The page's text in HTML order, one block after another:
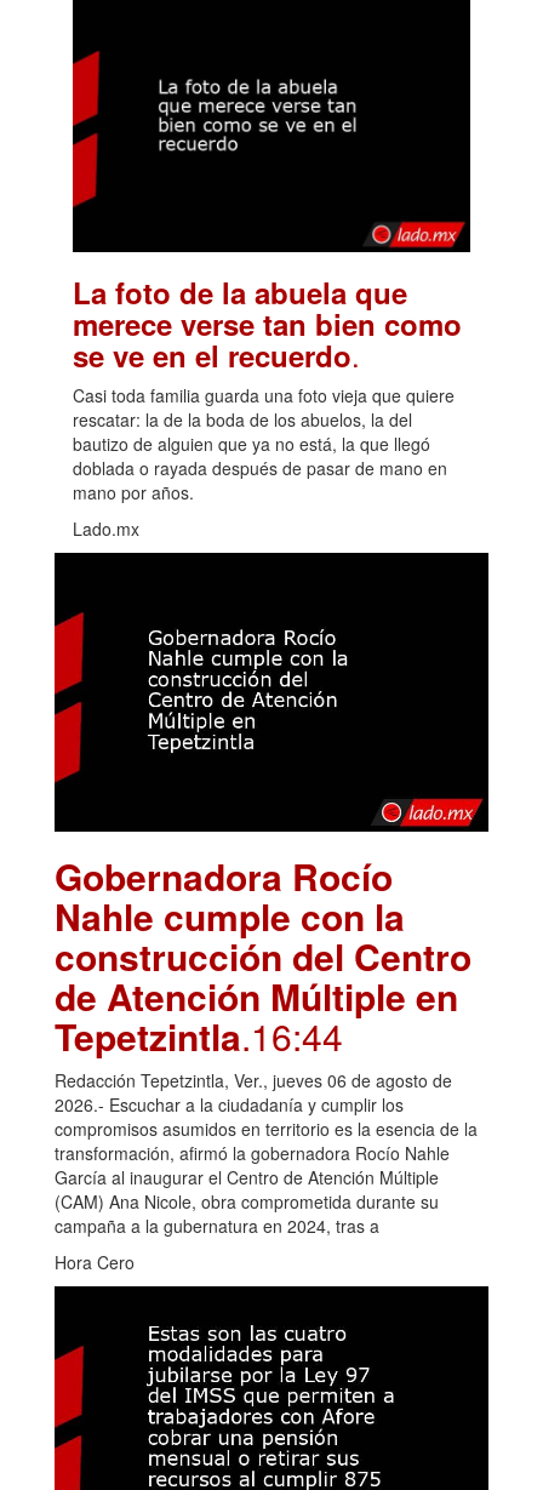
La foto de la abuela que
merece verse tan bien como
se ve en el recuerdo.
Casi toda familia guarda una foto vieja que quiere
rescatar: la de la boda de los abuelos, la del
bautizo de alguien que ya no está, la que llegó
doblada o rayada después de pasar de mano en
mano por años.
Lado.mx
Gobernadora Rocío
Nahle cumple con la
construcción del Centro
de Atención Múltiple en
Tepetzintla.16:44
Redacción Tepetzintla, Ver., jueves 06 de agosto de
2026.- Escuchar a la ciudadanía y cumplir los
compromisos asumidos en territorio es la esencia de la
transformación, afirmó la gobernadora Rocío Nahle
García al inaugurar el Centro de Atención Múltiple
(CAM) Ana Nicole, obra comprometida durante su
campaña a la gubernatura en 2024, tras a
Hora Cero